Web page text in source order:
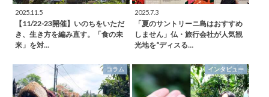
2025.11.5
【11/22-23開催】いのちをいただ
き、生き方を編み直す。「食の未
来」を対…
2025.7.3
「夏のサントリーニ島はおすすめ
しません」仏・旅行会社が人気観
光地を“ディスる…
コラム インタビュー